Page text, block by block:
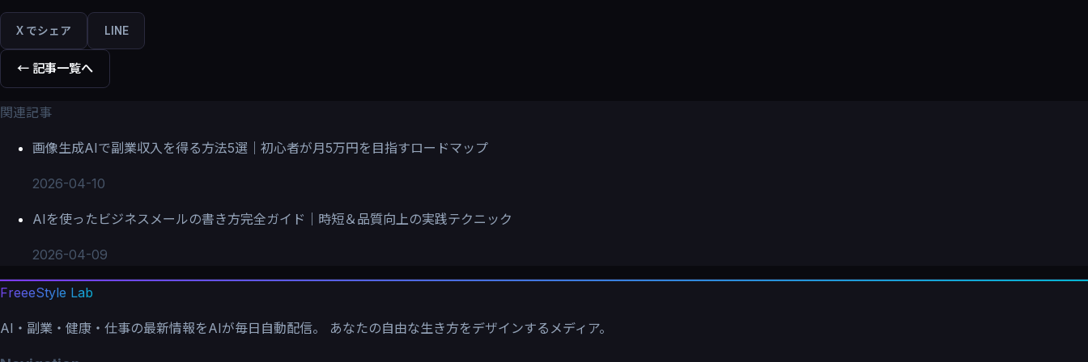
X でシェア LINE
← 記事一覧へ
関連記事
画像生成AIで副業収入を得る方法5選｜初心者が月5万円を目指すロードマップ
2026-04-10
AIを使ったビジネスメールの書き方完全ガイド｜時短＆品質向上の実践テクニック
2026-04-09
FreeeStyle Lab
AI・副業・健康・仕事の最新情報をAIが毎日自動配信。 あなたの自由な生き方をデザインするメディア。